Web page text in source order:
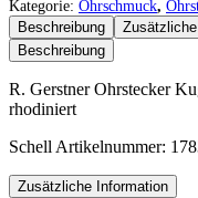
Kugel
3mm
Menge
Kategorie: Ohrschmuck,
Beschreibung
Beschreibung
R. Gerstner Ohrstecker
rhodiniert
Schell Artikelnummer:
Zusätzliche Information